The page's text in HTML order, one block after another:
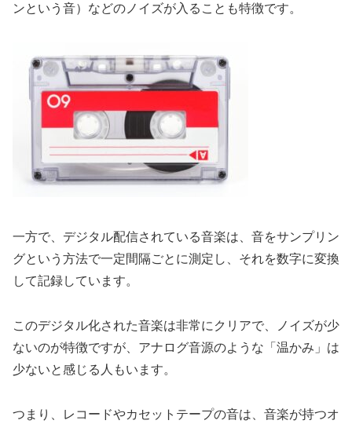
ンという音）などのノイズが入ることも特徴です。
一方で、デジタル配信されている音楽は、音をサンプリン
グという方法で一定間隔ごとに測定し、それを数字に変換
して記録しています。
このデジタル化された音楽は非常にクリアで、ノイズが少
ないのが特徴ですが、アナログ音源のような「温かみ」は
少ないと感じる人もいます。
つまり、レコードやカセットテープの音は、音楽が持つオ